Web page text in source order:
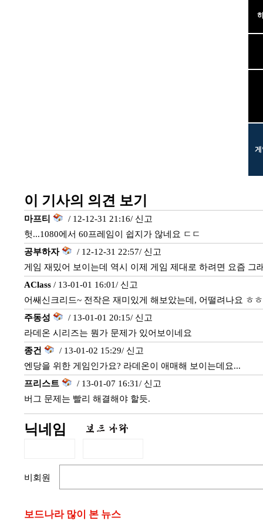
게
이 기사의 의견 보기
마프티 / 12-12-31 21:16/ 신고
헛...1080에서 60프레임이 쉽지가 않네요 ㄷㄷ
공부하자
/ 12-12-31 22:57/ 신고
게임 재밌어 보이는데 역시 이제 게임 제대로 하려면 요즘 그
AClass/ 13-01-01 16:01/ 신고
어쌔신크리드~ 전작은 재미있게 해보았는데, 어떨려나요 ㅎㅎ
주동성
/ 13-01-01 20:15/ 신고
라데온 시리즈는 뭔가 문제가 있어보이네요
종건
/ 13-01-02 15:29/ 신고
엔당을 위한 게임인가요? 라데온이 애매해 보이는데요...
프리스트
/ 13-01-07 16:31/ 신고
버그 문제는 빨리 해결해야 할듯.
닉네임
비회원
보드나라 많이 본 뉴스